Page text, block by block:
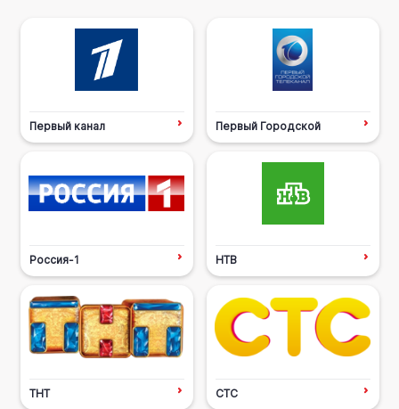
Первый канал Первый Городской
Россия-1 НТВ
ТНТ СТС